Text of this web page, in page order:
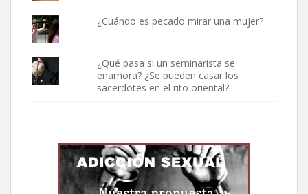
¿Cuándo es pecado mirar una mujer?
¿Qué pasa si un seminarista se
enamora? ¿Se pueden casar los
sacerdotes en el rito oriental?